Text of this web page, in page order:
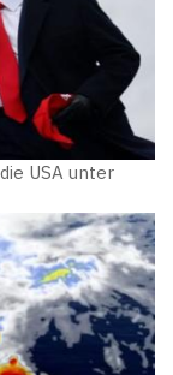
USA unter